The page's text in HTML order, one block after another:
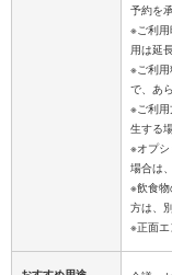
予約を
※ご利
用は延
※ご利
で、あ
※ご利
生する
※オプ
場合は
※飲食
方は、